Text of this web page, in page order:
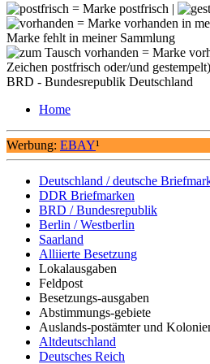
= Marke postfrisch |
= Marke vorhanden in
Marke fehlt in meiner Sammlung
= Marke
Zeichen postfrisch oder/und gestempelt)
BRD - Bundesrepublik Deutschland
Home
Werbung: EBAY¹
Deutschland / deutsche
DDR Briefmarken
BRD / Bundesrepublik
Berlin / Westberlin
Saarland
Alliierte Besetzung
Lokalausgaben
Feldpost
Besetzungs-ausgaben
Abstimmungs-gebiete
Auslands-postämter und
Altdeutschland
Deutsches Reich